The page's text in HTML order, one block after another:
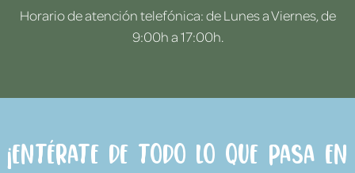
Horario de atención telefónica: de Lunes a Viernes, de
9:00h a 17:00h.
¡Entérate de todo lo que pasa en